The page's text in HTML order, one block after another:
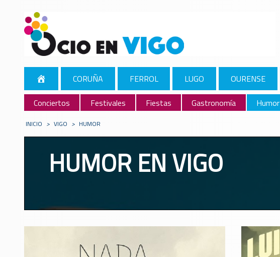
CORUÑA FERROL LUGO OURENSE
Conciertos
Festivales Fiestas Gastronomía Humor
INICIO > VIGO > HUMOR
HUMOR EN VIGO